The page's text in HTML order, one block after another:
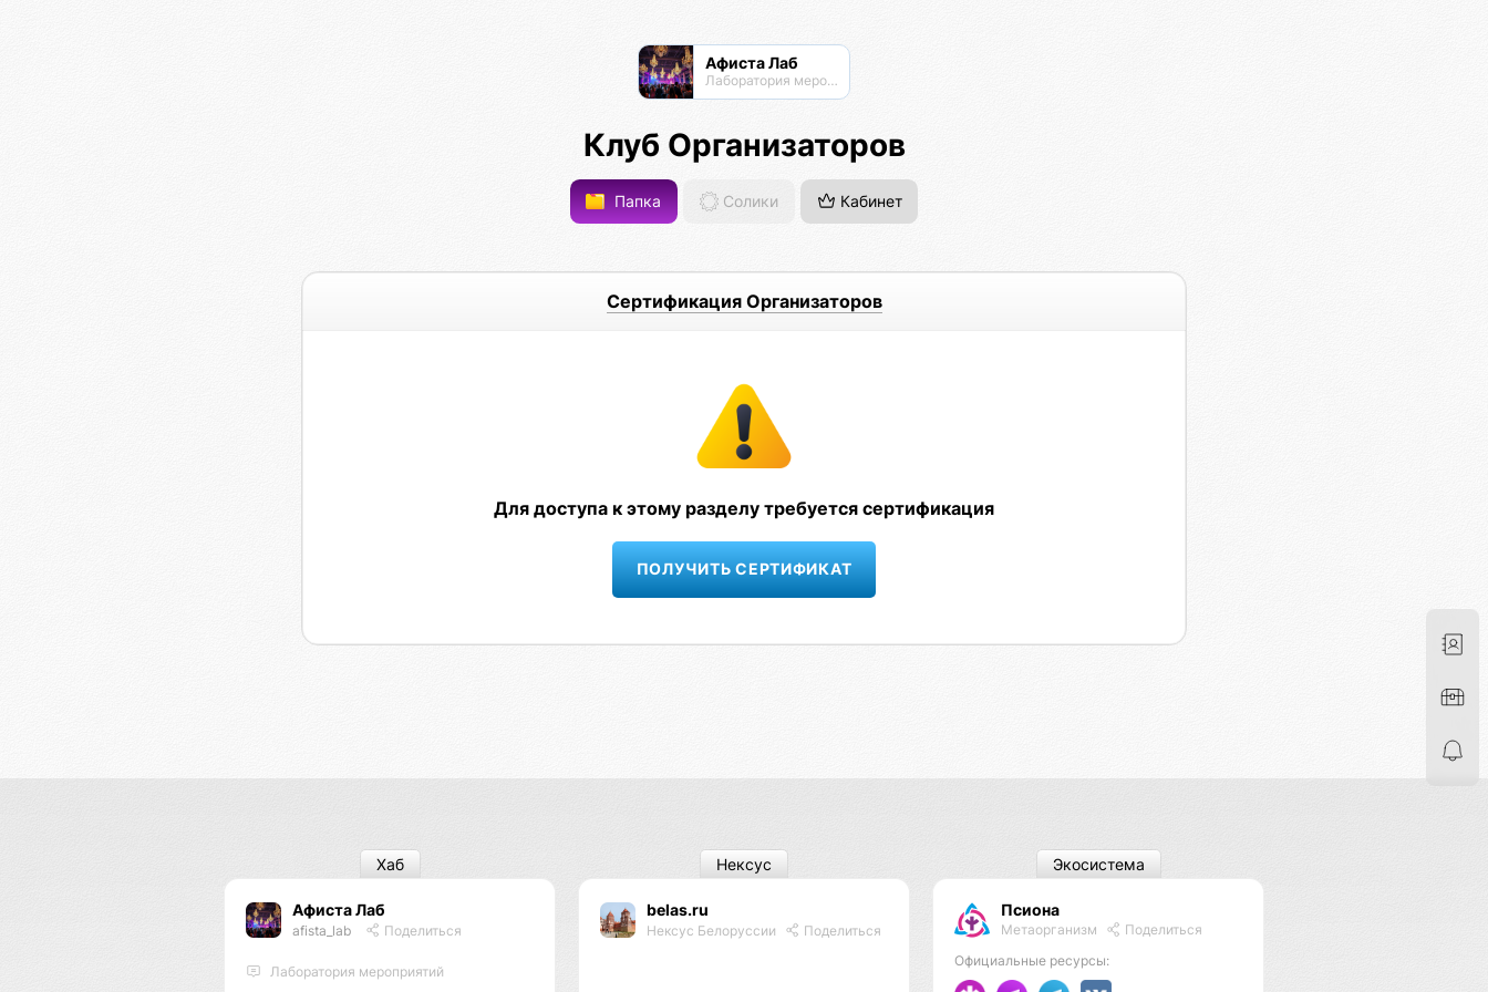
Афиста Лаб
Лаборатория мероприятий
Клуб Организаторов
Папка Солики Кабинет
Сертификация Организаторов
Для доступа к этому разделу требуется сертификация
ПОЛУЧИТЬ СЕРТИФИКАТ
Афиста Лаб
afista_lab Поделиться
Лаборатория мероприятий
Хаб
belas.ru
Нексус Белоруссии Поделиться
Нексус
Псиона
Метаорганизм
Поделиться
Официальные ресурсы:
Экосистема